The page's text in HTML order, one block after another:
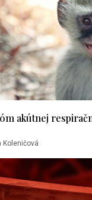
akútnej
Koleničová